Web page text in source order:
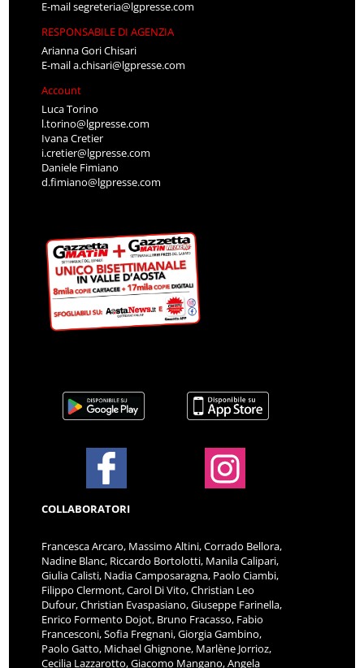
E-mailsegreteria@lgpresse.com
RESPONSABILE DI AGENZIA
Arianna Gori Chisari
E-maila.chisari@lgpresse.com
Account
Luca Torino
l.torino@lgpresse.com
Ivana Cretier
i.cretier@lgpresse.com
Daniele Fimiano
d.fimiano@lgpresse.com
COLLABORATORI
Francesca Arcaro, Massimo Altini, Corrado Bellora,
Nadine Blanc, Riccardo Bortolotti, Manila Calipari,
Giulia Calisti, Nadia Camposaragna, Paolo Ciambi,
Filippo Clermont, Carol Di Vito, Christian Leo
Dufour, Christian Evaspasiano, Giuseppe Farinella,
Enrico Formento Dojot, Bruno Fracasso, Fabio
Francesconi, Sofia Fregnani, Giorgia Gambino,
Paolo Gatto, Michael Ghignone, Marlène Jorrioz,
Cecilia Lazzarotto, Giacomo Mangano, Angela